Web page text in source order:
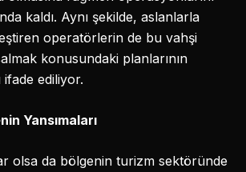
kaldı. Aynı şekilde, aslanlarla
operatörlerin de bu vahşi
konusundaki planlarının
ifade ediliyor.
Yansımaları
olsa da bölgenin turizm sektöründe